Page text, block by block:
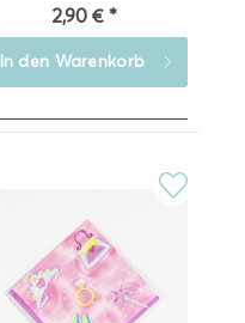
2,90 € *
In den Warenkorb